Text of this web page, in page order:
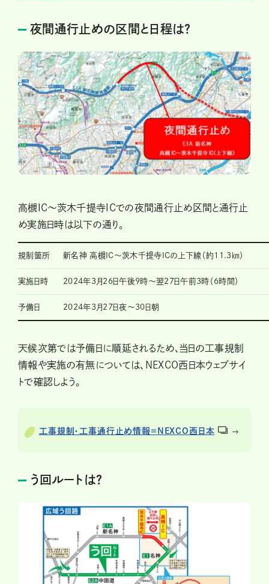
夜間通行止めの区間と日程は？
高槻IC〜茨木千提寺ICでの夜間通行止め区間と通行止
め実施日時は以下の通り。
規制箇所 新名神 高槻IC〜茨木千提寺ICの上下線（約11.3㎞）
実施日時 2024年3月26日午後9時～翌27日午前3時（6時間）
予備日 2024年3月27日夜～30日朝
天候次第では予備日に順延されるため、当日の工事規制
情報や実施の有無については、NEXCO西日本ウェブサイ
トで確認しよう。
工事規制・工事通行止め情報＝NEXCO西日本
う回ルートは？